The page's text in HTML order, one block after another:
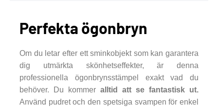
Perfekta ögonbryn
Om du letar efter ett sminkobjekt som kan garantera
dig utmärkta skönhetseffekter, är denna
professionella ögonbrynsstämpel exakt vad du
behöver. Du kommer alltid att se fantastisk ut.
Använd pudret och den spetsiga svampen för enkel